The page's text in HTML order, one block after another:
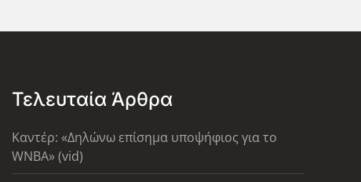
Τελευταία Άρθρα
Καντέρ: «Δηλώνω επίσημα υποψήφιος για το
WNBA» (vid)